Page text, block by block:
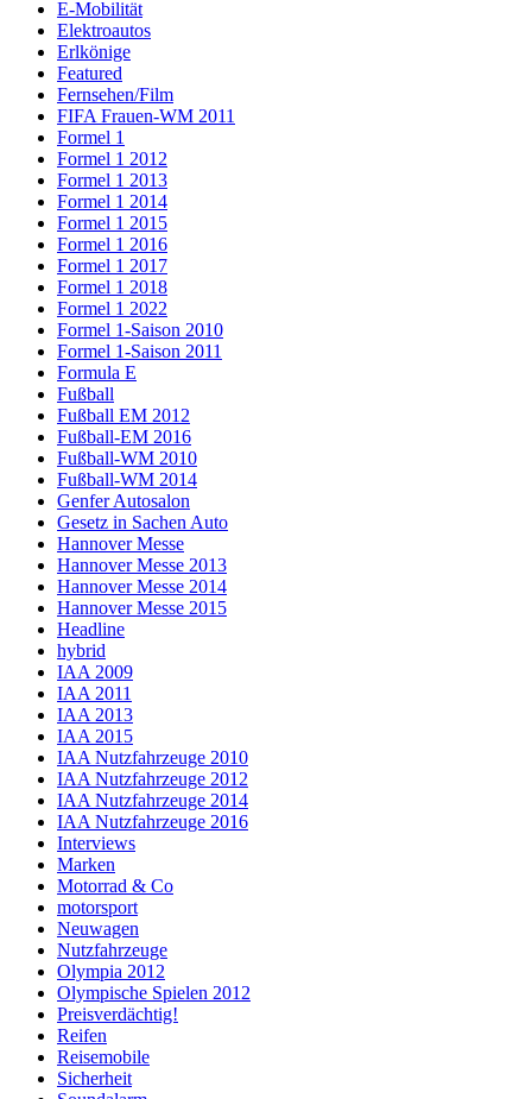
E-Mobilität
Elektroautos
Erlkönige
Featured
Fernsehen/Film
FIFA Frauen-WM 2011
Formel 1
Formel 1 2012
Formel 1 2013
Formel 1 2014
Formel 1 2015
Formel 1 2016
Formel 1 2017
Formel 1 2018
Formel 1 2022
Formel 1-Saison 2010
Formel 1-Saison 2011
Formula E
Fußball
Fußball EM 2012
Fußball-EM 2016
Fußball-WM 2010
Fußball-WM 2014
Genfer Autosalon
Gesetz in Sachen Auto
Hannover Messe
Hannover Messe 2013
Hannover Messe 2014
Hannover Messe 2015
Headline
hybrid
IAA 2009
IAA 2011
IAA 2013
IAA 2015
IAA Nutzfahrzeuge 2010
IAA Nutzfahrzeuge 2012
IAA Nutzfahrzeuge 2014
IAA Nutzfahrzeuge 2016
Interviews
Marken
Motorrad & Co
motorsport
Neuwagen
Nutzfahrzeuge
Olympia 2012
Olympische Spielen 2012
Preisverdächtig!
Reifen
Reisemobile
Sicherheit